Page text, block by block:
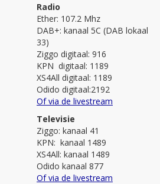
Radio
Ether: 107.2 Mhz
DAB+: kanaal 5C (DAB lokaal
33)
Ziggo digitaal: 916
KPN digitaal: 1189
XS4All digitaal: 1189
Odido digitaal:2192
Of via de livestream
Televisie
Ziggo: kanaal 41
KPN: kanaal 1489
XS4All: kanaal 1489
Odido kanaal 877
Of via de livestream